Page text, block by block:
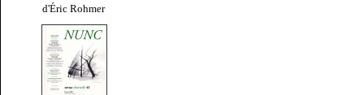
d'Éric Rohmer